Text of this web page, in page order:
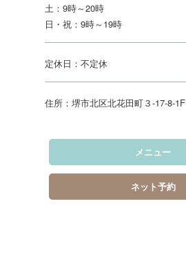
土：9時～20時
日・祝：9時～19時
定休日：不定休
住所：堺市北区北花田町３‐17‐8‐1F
メニュー
ネット予約